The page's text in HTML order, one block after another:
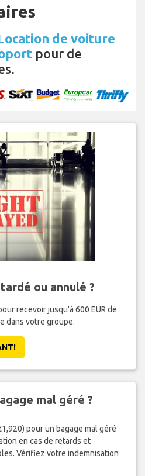
de voiture
pour de
ou annulé ?
recevoir jusqu'à 600 EUR de
dans votre groupe.
mal géré ?
pour un bagage mal géré
en cas de retards et
Vérifiez votre indemnisation